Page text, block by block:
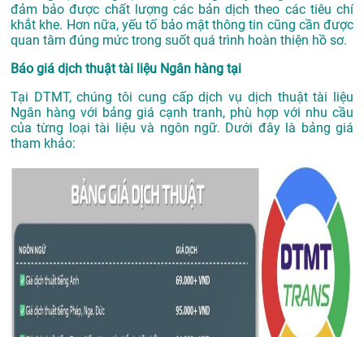
đảm bảo được chất lượng các bản dịch theo các tiêu chí
khắt khe. Hơn nữa, yếu tố bảo mật thông tin cũng cần được
quan tâm đúng mức trong suốt quá trình hoàn thiện hồ sơ.
Báo giá dịch thuật tài liệu Ngân hàng tại
Tại DTMT, chúng tôi cung cấp dịch vụ dịch thuật tài liệu
Ngân hàng với bảng giá cạnh tranh, phù hợp với nhu cầu
của từng loại tài liệu và ngôn ngữ. Dưới đây là bảng giá
tham khảo: